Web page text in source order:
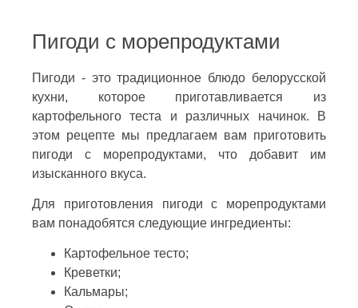
Пигоди с морепродуктами
Пигоди - это традиционное блюдо белорусской
кухни, которое приготавливается из
картофельного теста и различных начинок. В
этом рецепте мы предлагаем вам приготовить
пигоди с морепродуктами, что добавит им
изысканного вкуса.
Для приготовления пигоди с морепродуктами
вам понадобятся следующие ингредиенты:
Картофельное тесто;
Креветки;
Кальмары;